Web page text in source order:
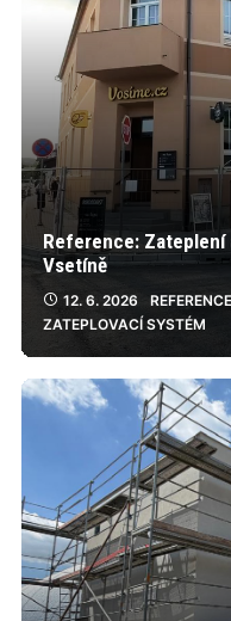
Reference: Zateplení
Vsetíně
12. 6. 2026 REFERENCE
ZATEPLOVACÍ SYSTÉM